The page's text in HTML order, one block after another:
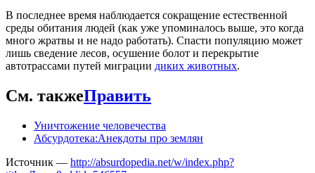
В последнее время наблюдается сокращение естественной
среды обитания людей (как уже упоминалось выше, это когда
много жратвы и не надо работать). Спасти популяцию может
лишь сведение лесов, осушение болот и перекрытие
автотрассами путей миграции диких животных.
См. такжеПравить
Уничтожение человечества
Абсурдотека:Анекдоты про землян
Источник — http://absurdopedia.net/w/index.php?